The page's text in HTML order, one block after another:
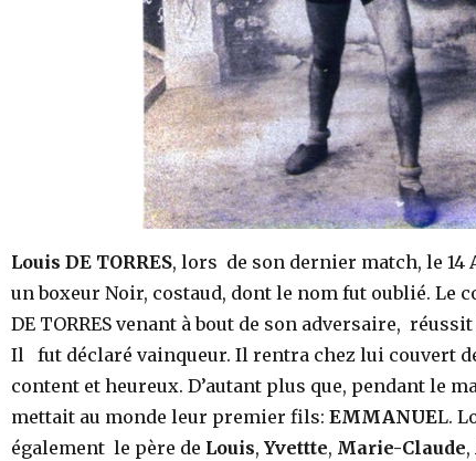
Louis DE TORRES, lors de son dernier match, le 14
un boxeur Noir, costaud, dont le nom fut oublié. Le
DE TORRES venant à bout de son adversaire,
Il fut déclaré vainqueur. Il rentra chez lui couvert
content et heureux. D’autant plus que, pendant le
mettait au monde leur premier fils: EMMANUEL.
également le père de Louis, Yvettte, Marie-Claude,